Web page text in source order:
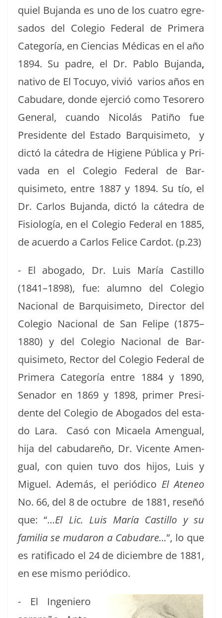
quiel Bujan­da es uno de los cua­tro egre­
sa­dos del Cole­gio Fed­er­al de Primera
Cat­e­goría, en Cien­cias Médi­cas en el año
1894. Su padre, el Dr. Pablo Bujan­da,
nati­vo de El Tocuyo, vivió var­ios años en
Cabu­dare, donde ejer­ció como Tesorero
Gen­er­al, cuan­do Nicolás Patiño fue
Pres­i­dente del Esta­do Bar­quisime­to, y
dic­tó la cát­e­dra de Higiene Públi­ca y Pri­
va­da en el Cole­gio Fed­er­al de Bar­
quisime­to, entre 1887 y 1894. Su tío, el
Dr. Car­los Bujan­da, dic­tó la cát­e­dra de
Fisi­ología, en el Cole­gio Fed­er­al en 1885,
de acuer­do a Car­los Felice Car­dot. (p.23)
- El abo­ga­do, Dr. Luis María Castil­lo
(1841–1898), fue: alum­no del Cole­gio
Nacional de Bar­quisime­to, Direc­tor del
Cole­gio Nacional de San Felipe (1875–
1880) y del Cole­gio Nacional de Bar­
quisime­to, Rec­tor del Cole­gio Fed­er­al de
Primera Cat­e­goría entre 1884 y 1890,
Senador en 1869 y 1898, primer Pres­i­
dente del Cole­gio de Abo­ga­dos del esta­
do Lara. Casó con Micaela Amen­gual,
hija del cabu­dareño, Dr. Vicente Amen­
gual, con quien tuvo dos hijos, Luis y
Miguel. Además, el per­iódi­co El Ate­neo
No. 66, del 8 de octubre de 1881, reseñó
que: “…El Lic. Luis María Castil­lo y su
famil­ia se mudaron a Cabu­dare…”, lo que
es rat­i­fi­ca­do el 24 de diciem­bre de 1881,
en ese mis­mo periódico.
- El Inge­niero